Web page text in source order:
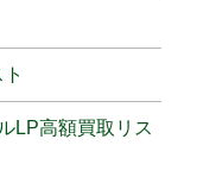
LP高額買取リス